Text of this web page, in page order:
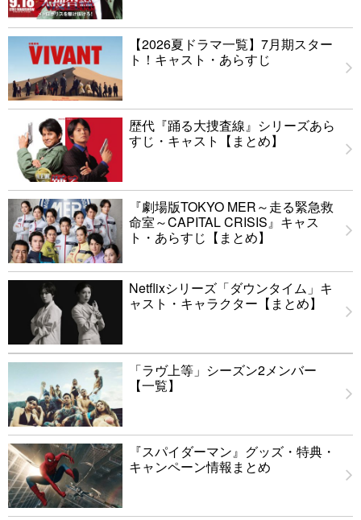
【2026夏ドラマ一覧】7月期スター
ト！キャスト・あらすじ
歴代『踊る大捜査線』シリーズあら
すじ・キャスト【まとめ】
『劇場版TOKYO MER～走る緊急救
命室～CAPITAL CRISIS』キャス
ト・あらすじ【まとめ】
Netflixシリーズ「ダウンタイム」キ
ャスト・キャラクター【まとめ】
「ラヴ上等」シーズン2メンバー
【一覧】
『スパイダーマン』グッズ・特典・
キャンペーン情報まとめ